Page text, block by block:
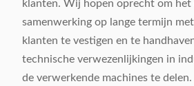
klanten. Wij hopen oprecht om
samenwerking op lange termijn
klanten te vestigen en te
technische verwezenlijkingen in
de verwerkende machines te delen.